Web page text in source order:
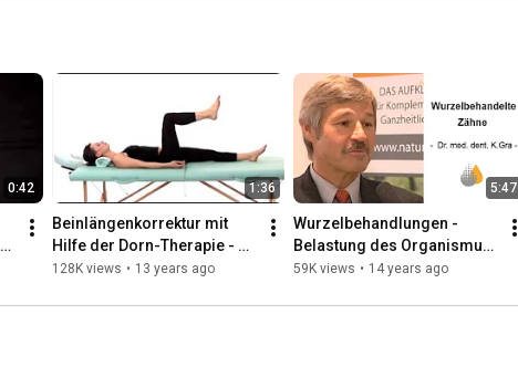
0:42 1:36
Beinlängenkorrektur mit
Hilfe der Dorn-Therapie -
Übungen im Liegen - Katrin
128K views • 13 years ago
5:47
Wurzelbehandlungen -
Belastung des Organismus
durch wurzelbehandelte
Graf
59K views • 14 years ago